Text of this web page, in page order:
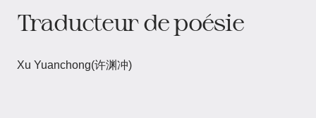
Traducteur de poésie
Xu Yuanchong(许渊冲)